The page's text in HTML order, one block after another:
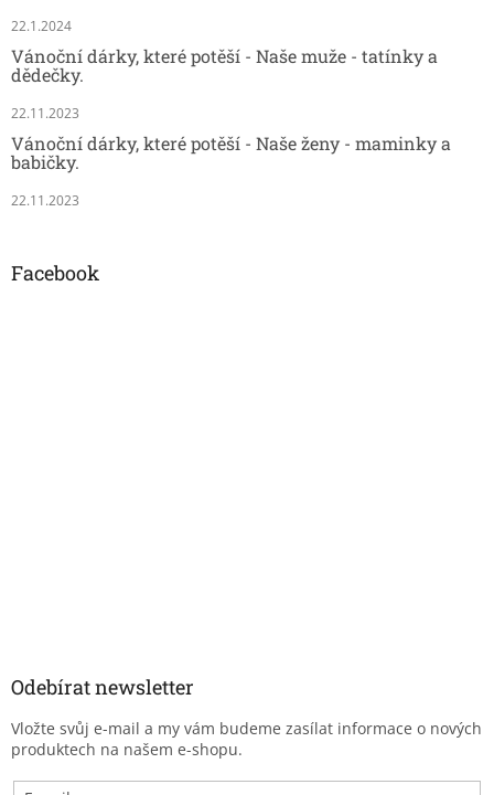
22.1.2024
Vánoční dárky, které potěší - Naše muže - tatínky a
dědečky.
22.11.2023
Vánoční dárky, které potěší - Naše ženy - maminky a
babičky.
22.11.2023
Facebook
Odebírat newsletter
Vložte svůj e-mail a my vám budeme zasílat informace o nových
produktech na našem e-shopu.